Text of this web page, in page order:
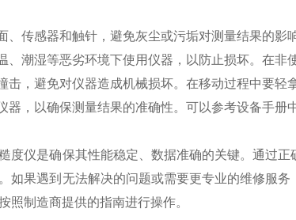
传感器和触针，避免灰尘或污垢对测量结果的影
潮湿等恶劣环境下使用仪器，以防止损坏。在非
，避免对仪器造成机械损坏。在移动过程中要轻拿
，以确保测量结果的准确性。可以参考设备手册中
仪是确保其性能稳定、数据准确的关键。通过正
如果遇到无法解决的问题或需要更专业的维修服
照制造商提供的指南进行操作。